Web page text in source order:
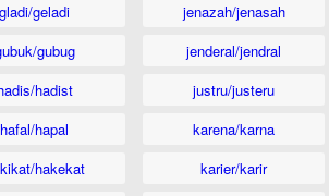
gladi/geladi
gubug
hadist
hafal/hapal
hakekat
jenazah/jenasah
jenderal/jendral
justru/justeru
karena/karna
karier/karir